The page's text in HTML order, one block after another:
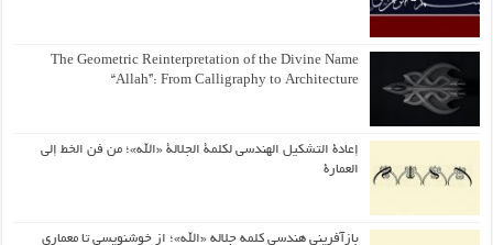
The Geometric Reinterpretation of the Divine Name
“Allah”: From Calligraphy to Architecture
إعادة التشكيل الهندسي لكلمة الجلالة «الله»؛ من فن الخط إلى
العمارة
بازآفرینی هندسی کلمه جلاله «الله»؛ از خوشنویسی تا معماری